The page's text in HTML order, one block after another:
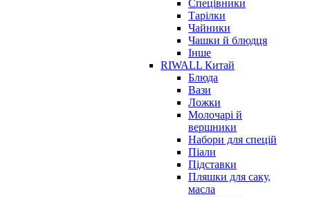
Спецівники
Тарілки
Чайники
Чашки й блюдця
Інше
RIWALL Китай
Блюда
Вази
Ложки
Молочарі й
вершники
Набори для спецій
Піали
Підставки
Пляшки для саку,
масла